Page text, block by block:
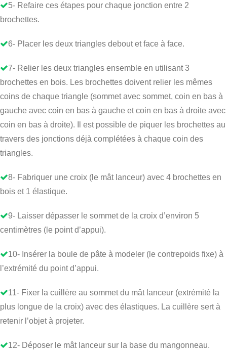
5- Refaire ces étapes pour chaque jonction entre 2
brochettes.
6- Placer les deux triangles debout et face à face.
7- Relier les deux triangles ensemble en utilisant 3
brochettes en bois. Les brochettes doivent relier les mêmes
coins de chaque triangle (sommet avec sommet, coin en bas à
gauche avec coin en bas à gauche et coin en bas à droite avec
coin en bas à droite). Il est possible de piquer les brochettes au
travers des jonctions déjà complétées à chaque coin des
triangles.
8- Fabriquer une croix (le mât lanceur) avec 4 brochettes en
bois et 1 élastique.
9- Laisser dépasser le sommet de la croix d’environ 5
centimètres (le point d’appui).
10- Insérer la boule de pâte à modeler (le contrepoids fixe) à
l’extrémité du point d’appui.
11- Fixer la cuillère au sommet du mât lanceur (extrémité la
plus longue de la croix) avec des élastiques. La cuillère sert à
retenir l’objet à projeter.
12- Déposer le mât lanceur sur la base du mangonneau.